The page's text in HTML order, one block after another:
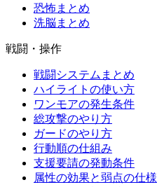
恐怖まとめ
洗脳まとめ
戦闘・操作
戦闘システムまとめ
ハイライトの使い方
ワンモアの発生条件
総攻撃のやり方
ガードのやり方
行動順の仕組み
支援要請の発動条件
属性の効果と弱点の仕様